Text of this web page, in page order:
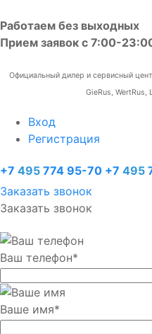
Работаем без выходных
Прием заявок с 7:00-
Официальный дилер и сервисный
GieRus, WertRus,
Вход
Регистрация
+7 495 774 95-70 +7 495
Заказать звонок
Заказать звонок
Ваш телефон*
Ваше имя*